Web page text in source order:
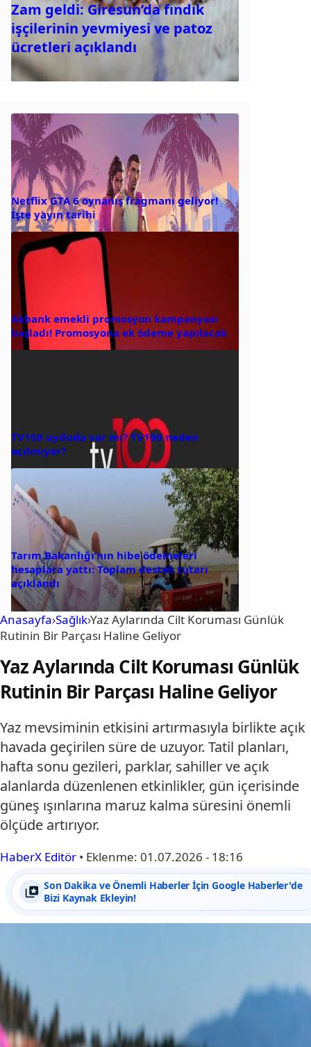
Zam geldi: Giresun’da fındık
işçilerinin yevmiyesi ve patoz
ücretleri açıklandı
Netflix GTA 6 oynanış fragmanı geliyor!
İşte yayın tarihi
Akbank emekli promosyon kampanyası
başladı! Promosyona ek ödeme yapılacak
TV100 uyduda var mı? TV100 neden
açılmıyor?
Tarım Bakanlığı’nın hibe ödemeleri
hesaplara yattı: Toplam destek tutarı
açıklandı
Anasayfa›Sağlık›Yaz Aylarında Cilt Koruması Günlük
Rutinin Bir Parçası Haline Geliyor
Yaz Aylarında Cilt Koruması Günlük
Rutinin Bir Parçası Haline Geliyor
Yaz mevsiminin etkisini artırmasıyla birlikte açık
havada geçirilen süre de uzuyor. Tatil planları,
hafta sonu gezileri, parklar, sahiller ve açık
alanlarda düzenlenen etkinlikler, gün içerisinde
güneş ışınlarına maruz kalma süresini önemli
ölçüde artırıyor.
HaberX Editör • Eklenme: 01.07.2026 - 18:16
Son Dakika ve Önemli Haberler İçin Google Haberler'de
Bizi Kaynak Ekleyin!